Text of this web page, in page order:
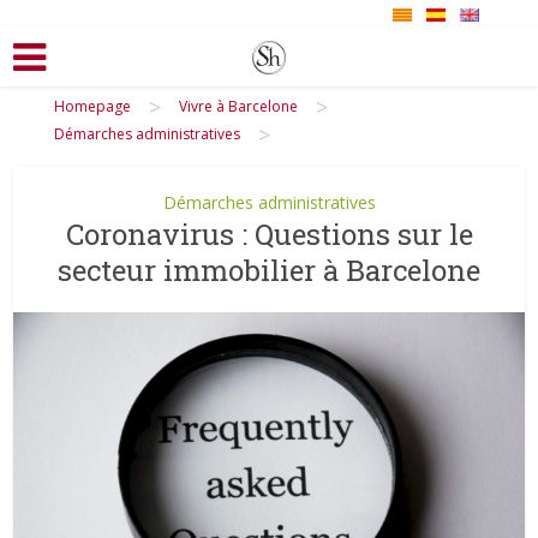
Homepage > Vivre à Barcelone >
Démarches administratives >
Démarches administratives
Coronavirus : Questions sur le
secteur immobilier à Barcelone